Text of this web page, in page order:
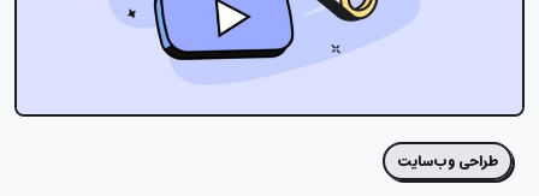
طراحی وب‌سایت